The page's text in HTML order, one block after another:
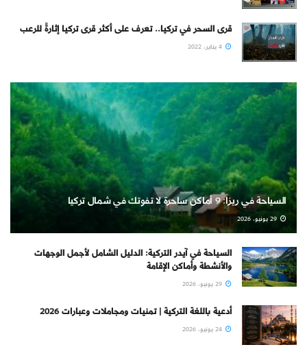
قرى السحر في تركيا.. تعرف على أكثر قرى تركيا إثارةً للرعب
السياحة في ريزا: 9 أماكن ساحرة لا تفوتك في شمال تركيا
السياحة في آيدر التركية: الدليل الشامل لأجمل الوجهات
والأنشطة وأماكن الإقامة
أدعية باللغة التركية | تمنيات ومجاملات وعبارات 2026